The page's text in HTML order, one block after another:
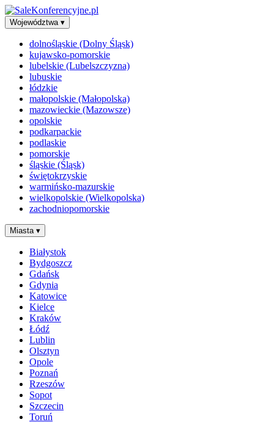
Województwa ▾
dolnośląskie (Dolny Śląsk)
kujawsko-pomorskie
lubelskie (Lubelszczyzna)
lubuskie
łódzkie
małopolskie (Małopolska)
mazowieckie (Mazowsze)
opolskie
podkarpackie
podlaskie
pomorskie
śląskie (Śląsk)
świętokrzyskie
warmińsko-mazurskie
wielkopolskie (Wielkopolska)
zachodniopomorskie
Miasta ▾
Białystok
Bydgoszcz
Gdańsk
Gdynia
Katowice
Kielce
Kraków
Łódź
Lublin
Olsztyn
Opole
Poznań
Rzeszów
Sopot
Szczecin
Toruń